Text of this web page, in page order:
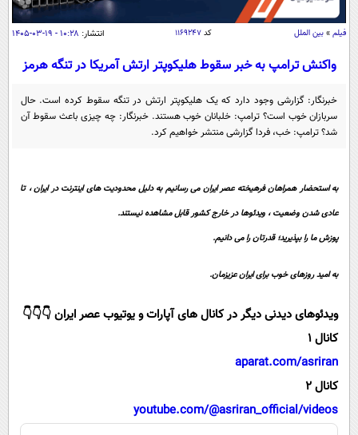
اقتصاد
اقتصادی
جامعه
حوادث
بین الملل
سیاست خارجی
فرهنگ و هنر
فناوری و It
قرآن
گوناگون
مجله تصویری سلاح
ورزش
گوناگون
آشپزی
آموزش زبان
فیلم » بین الملل کد۱۱۶۹۲۴۷ انتشار: ۱۰:۲۸ - ۱۹-۰۳-۱۴۰۵
واکنش ترامپ به خبر سقوط هلیکوپتر ارتش آمریکا در تنگه هرمز
خبرنگار: گزارشی وجود دارد که یک هلیکوپتر ارتش در تنگه سقوط کرده است. حال
سربازان خوب است؟ ترامپ: خلبانان خوب هستند. خبرنگار: چه چیزی باعث سقوط آن
شد؟ ترامپ: خب، فردا گزارشی منتشر خواهیم کرد.
به استحضار همراهان فرهیخته عصر ایران می رسانیم به دلیل محدودیت های اینترنت در ایران ، تا
عادی شدن وضعیت ، ویدئوها در خارج کشور قابل مشاهده نیستند.
پوزش ما را بپذیرید؛ قدرتان را می دانیم.
به امید روزهای خوب برای ایران عزیزمان.
ویدئوهای دیدنی دیگر در کانال های آپارات و یوتیوب عصر ایران 👇👇👇
کانال 1
aparat.com/asriran
کانال 2
youtube.com/@asriran_official/videos